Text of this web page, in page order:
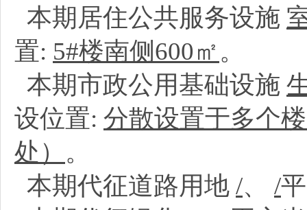
本期居住公共服务设施
置: 5#楼南侧600㎡ 。
本期市政公用基础设施
设位置: 分散设置于多个
处） 。
本期代征道路用地 /、 /